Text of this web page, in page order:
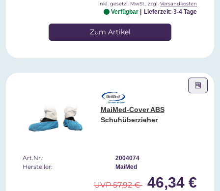
inkl. gesetzl. MwSt., zzgl. Versandkosten
Verfügbar Lieferzeit: 3-4 Tage
Zum Artikel
MaiMed-Cover ABS
Schuhüberzieher
Art.Nr.: 2004074
Hersteller: MaiMed
UVP 57,92 € 46,34 €